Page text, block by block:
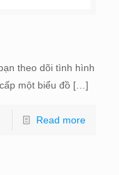
theo dõi tình hình
một biểu đồ […]
Read more